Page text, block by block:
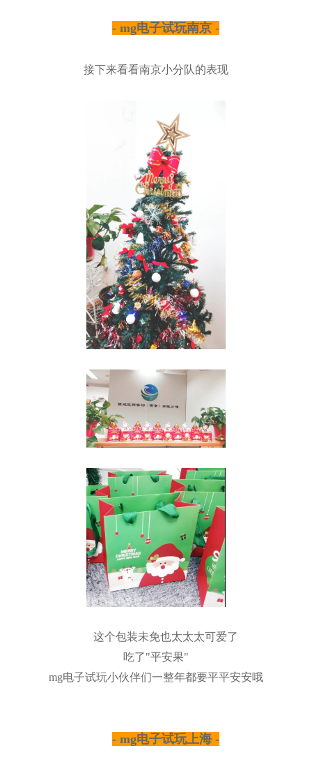
- mg电子试玩南京 -
接下来看看南京小分队的表现
这个包装未免也太太太可爱了
吃了"平安果"
mg电子试玩小伙伴们一整年都要平平安安哦
- mg电子试玩上海 -